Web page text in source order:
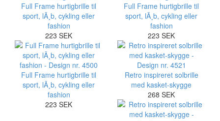
Full Frame hurtigbrille til
sport, lÃ¸b, cykling eller
fashion
223 SEK
Full Frame hurtigbrille til
sport, lÃ¸b, cykling eller
fashion
223 SEK
Full Frame hurtigbrille til
sport, lÃ¸b, cykling eller
fashion
223 SEK
Retro inspireret solbrille
med kasket-skygge
268 SEK